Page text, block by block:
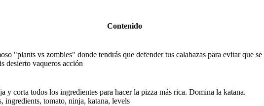
Contenido
"plants vs zombies" donde tendrás que defender tus calabazas para evitar que
desierto vaqueros acción
y corta todos los ingredientes para hacer la pizza más rica. Domina la katana.
ingredients, tomato, ninja, katana, levels